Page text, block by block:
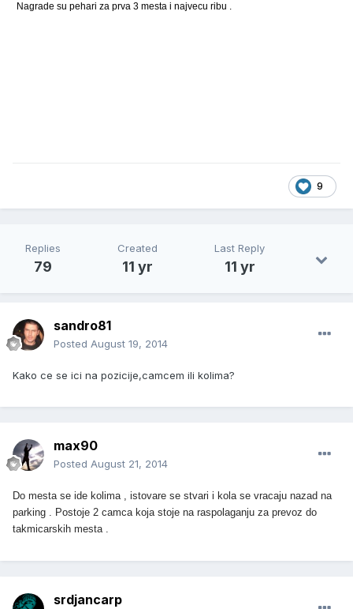
Nagrade su pehari za prva 3 mesta i najvecu ribu .
9
Replies
79
Created
11 yr
Last Reply
11 yr
sandro81
Posted August 19, 2014
Kako ce se ici na pozicije,camcem ili kolima?
max90
Posted August 21, 2014
Do mesta se ide kolima , istovare se stvari i kola se vracaju nazad na
parking . Postoje 2 camca koja stoje na raspolaganju za prevoz do
takmicarskih mesta .
srdjancarp